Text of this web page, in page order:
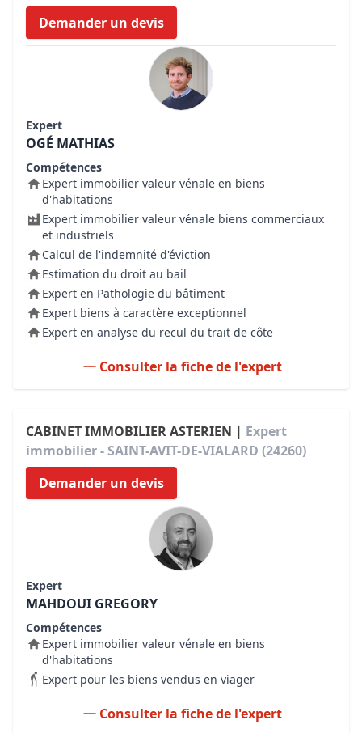
Demander un devis
Expert
OGÉ MATHIAS
Compétences
Expert immobilier valeur vénale en biens
d'habitations
Expert immobilier valeur vénale biens commerciaux
et industriels
Calcul de l'indemnité d'éviction
Estimation du droit au bail
Expert en Pathologie du bâtiment
Expert biens à caractère exceptionnel
Expert en analyse du recul du trait de côte
Consulter la fiche de l'expert
CABINET IMMOBILIER ASTERIEN | Expert
immobilier - SAINT-AVIT-DE-VIALARD (24260)
Demander un devis
Expert
MAHDOUI GREGORY
Compétences
Expert immobilier valeur vénale en biens
d'habitations
Expert pour les biens vendus en viager
Consulter la fiche de l'expert